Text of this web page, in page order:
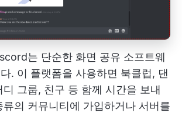
는 단순한 화면 공유 소프트웨
. 이 플랫폼을 사용하면 북클럽, 댄
그룹, 친구 등 함께 시간을 보내
류의 커뮤니티에 가입하거나 서버를